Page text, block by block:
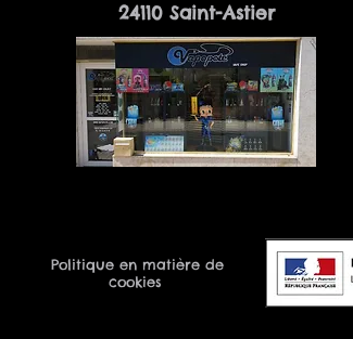
24110 Saint-Astier
Politique en matière de
cookies